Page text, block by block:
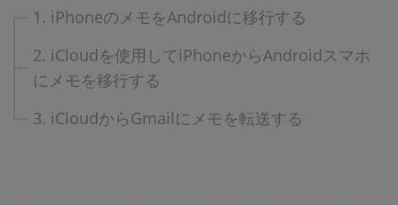
1. iPhoneのメモをAndroidに移行する
2. iCloudを使用してiPhoneからAndroidスマホ
にメモを移行する
3. iCloudからGmailにメモを転送する